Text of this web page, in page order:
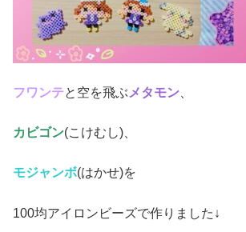
フワンテと空を飛ぶ メタモン
カビゴン(こけむし)、
モジャンボ(はかせ)を
100均アイロンビーズで作りました↓